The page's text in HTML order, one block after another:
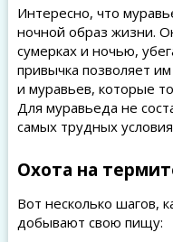
Интересно, что
ночной образ жизни.
сумерках и ночью,
привычка позволяет
и муравьев, которые
Для муравьеда не
самых трудных
Охота на
Вот несколько шагов,
добывают свою пищу: